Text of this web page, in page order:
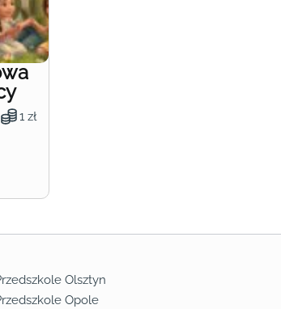
1 zł
Olsztyn
Opole